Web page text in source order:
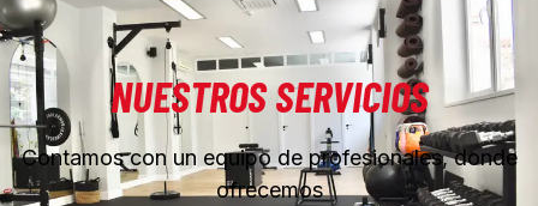
NUESTROS SERVICIOS
Contamos con un equipo de profesionales, donde
ofrecemos